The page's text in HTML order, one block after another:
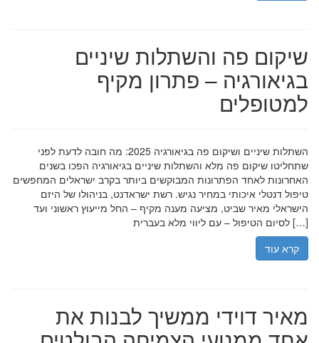
שיקום פה והשתלות שיניים
בגיאורגיה – פתרון מקיף
למטופלים
השתלות שיניים ושיקום פה בגיאורגיה 2025: מה חובה לדעת לפני
שתחליטו שיקום פה מלא והשתלות שיניים בגיאורגיה הפכו בשנים
האחרונות לאחד הפתרונות המבוקשים ביותר בקרב ישראלים המחפשים
טיפול דנטלי איכותי במחיר נגיש. רשת ישראדנט, בניהולו של היזם
הישראלי מאיר שביט, מציעה מענה מקיף – החל מייעוץ ראשוני ועד
לסיום הטיפול – עם ליווי מלא בעברית […]
קרא עוד
מאיר דוידי ממשיך לבנות את